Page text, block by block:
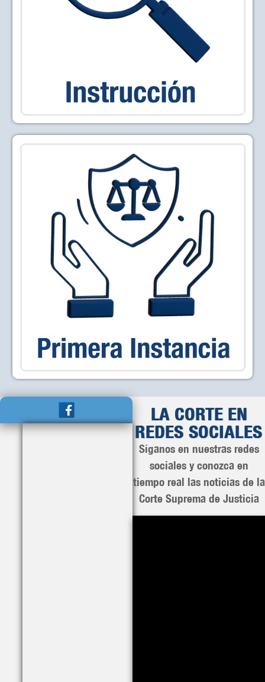
LA CORTE EN
REDES SOCIALES
Síganos en nuestras redes
sociales y conozca en
tiempo real las noticias de la
Corte Suprema de Justicia